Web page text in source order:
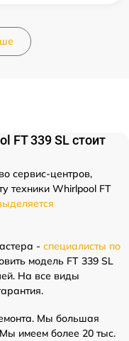
FT 339 SL стоит
сервис-центров,
техники Whirlpool FT
- специалисты по
модель FT 339 SL
На все виды
Мы большая
имеем более 20 тыс.